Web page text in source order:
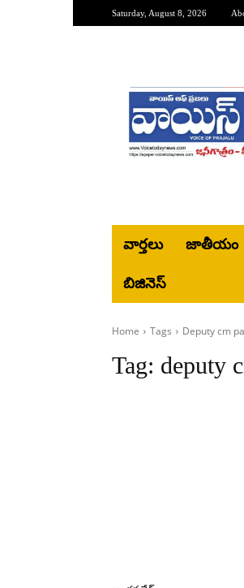
Saturday, August 8, 2026
వార్తలు జాతీయం
బిజినెస్‌
Home Tags Deputy cm
Tag: deputy